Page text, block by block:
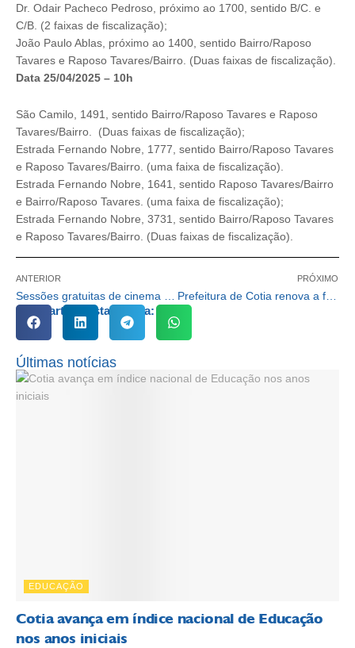
Dr. Odair Pacheco Pedroso, próximo ao 1700, sentido B/C. e
C/B. (2 faixas de fiscalização);
João Paulo Ablas, próximo ao 1400, sentido Bairro/Raposo
Tavares e Raposo Tavares/Bairro. (Duas faixas de fiscalização).
Data 25/04/2025 – 10h
São Camilo, 1491, sentido Bairro/Raposo Tavares e Raposo
Tavares/Bairro. (Duas faixas de fiscalização);
Estrada Fernando Nobre, 1777, sentido Bairro/Raposo Tavares
e Raposo Tavares/Bairro. (uma faixa de fiscalização).
Estrada Fernando Nobre, 1641, sentido Raposo Tavares/Bairro
e Bairro/Raposo Tavares. (uma faixa de fiscalização);
Estrada Fernando Nobre, 3731, sentido Bairro/Raposo Tavares
e Raposo Tavares/Bairro. (Duas faixas de fiscalização).
ANTERIOR PRÓXIMO
Prefeitura de Cotia renova a frota da GCM e anuncia Smart Cotia 100% implantado
Compartilhe esta notícia:
Últimas notícias
EDUCAÇÃO
Cotia avança em índice nacional de Educação
nos anos iniciais